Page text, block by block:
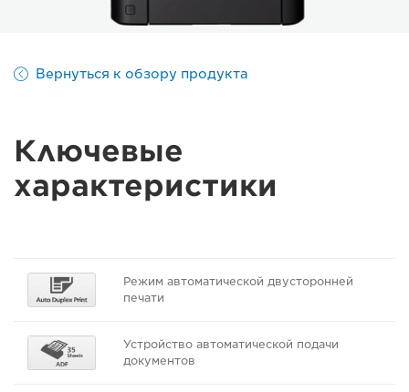
Вернуться к обзору продукта
Ключевые
характеристики
Режим автоматической двусторонней
печати
Устройство автоматической подачи
документов